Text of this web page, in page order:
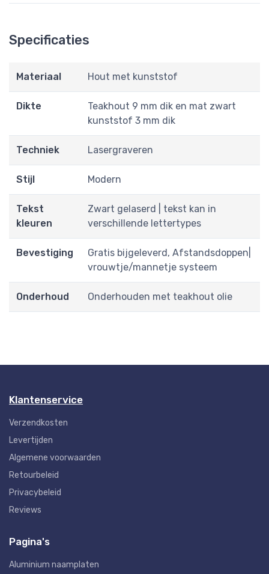
Specificaties
Materiaal Hout met kunststof
Dikte
Teakhout 9 mm dik en mat zwart
kunststof 3 mm dik
Techniek Lasergraveren
Stijl Modern
Tekst
kleuren
Zwart gelaserd | tekst kan in
verschillende lettertypes
Bevestiging
Gratis bijgeleverd, Afstandsdoppen|
vrouwtje/mannetje systeem
Onderhoud Onderhouden met teakhout olie
Klantenservice
Verzendkosten
Levertijden
Algemene voorwaarden
Retourbeleid
Privacybeleid
Reviews
Pagina's
Aluminium naamplaten